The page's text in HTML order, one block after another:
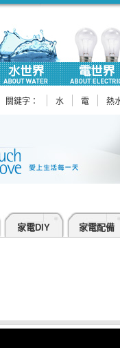
關鍵字： 水 電 熱
家電DIY 家電配備